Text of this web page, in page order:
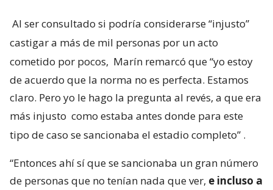
Al ser consultado si podría considerarse “injusto”
castigar a más de mil personas por un acto
cometido por pocos, Marín remarcó que “yo estoy
de acuerdo que la norma no es perfecta. Estamos
claro. Pero yo le hago la pregunta al revés, a que era
más injusto como estaba antes donde para este
tipo de caso se sancionaba el estadio completo” .
“Entonces ahí sí que se sancionaba un gran número
de personas que no tenían nada que ver, e incluso a